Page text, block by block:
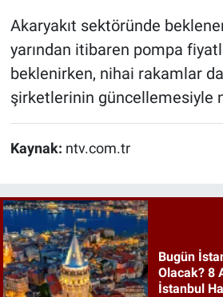
Akaryakıt sektöründe
yarından itibaren pompa
beklenirken, nihai rakamlar
şirketlerinin güncellemesiyle
Kaynak: ntv.com.tr
Bugün
Olacak? 8
İstanbul